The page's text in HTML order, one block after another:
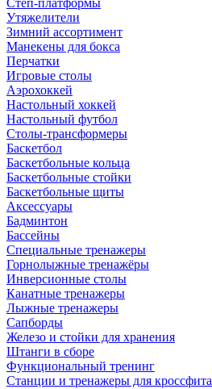
Степ-платформы
Утяжелители
Зимний ассортимент
Манекены для бокса
Перчатки
Игровые столы
Аэрохоккей
Настольный хоккей
Настольный футбол
Столы-трансформеры
Баскетбол
Баскетбольные кольца
Баскетбольные стойки
Баскетбольные щиты
Аксессуары
Бадминтон
Бассейны
Специальные тренажеры
Горнолыжные тренажёры
Инверсионные столы
Канатные тренажеры
Лыжные тренажеры
Сапборды
Железо и стойки для хранения
Штанги в сборе
Функциональный тренинг
Станции и тренажеры для кроссфита